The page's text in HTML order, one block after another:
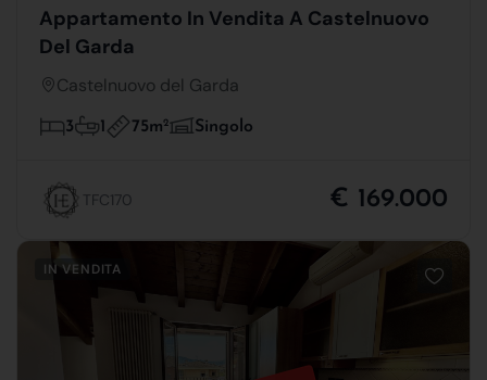
Appartamento In Vendita A Castelnuovo
Del Garda
Castelnuovo del Garda
3 1 75m2 Singolo
TFC170 € 169.000
IN VENDITA